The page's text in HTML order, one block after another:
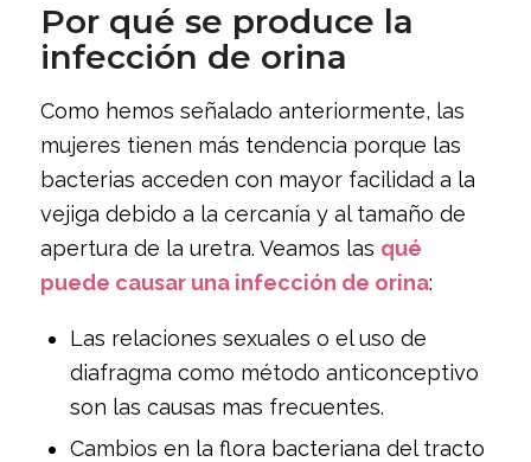
Por qué se produce la
infección de orina
Como hemos señalado anteriormente, las
mujeres tienen más tendencia porque las
bacterias acceden con mayor facilidad a la
vejiga debido a la cercanía y al tamaño de
apertura de la uretra. Veamos las qué
puede causar una infección de orina:
Las relaciones sexuales o el uso de
diafragma como método anticonceptivo
son las causas mas frecuentes.
Cambios en la flora bacteriana del tracto